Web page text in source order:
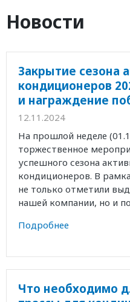
Новости
Закрытие сезона
кондиционеров
и награждение
12.11.2024
На прошлой неделе
торжественное
успешного сезона
кондиционеров. В
не только отметили
нашей компании, но и
Подробнее
Что необходимо